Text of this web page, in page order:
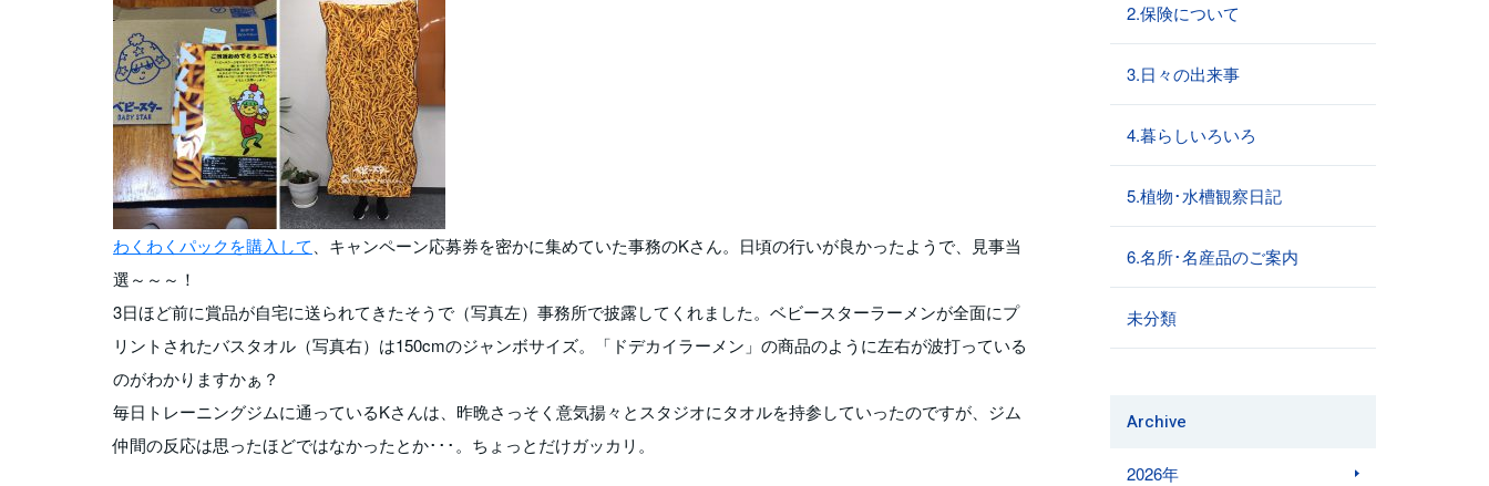
わくわくパックを購入して 、キャンペーン応募券を密かに集めていた事務のKさん。日頃の行いが良かったようで、見事当
選～～～！
3日ほど前に賞品が自宅に送られてきたそうで（写真左）事務所で披露してくれました。ベビースターラーメンが全面にプ
リントされたバスタオル（写真右）は150cmのジャンボサイズ。「ドデカイラーメン」の商品のように左右が波打っている
のがわかりますかぁ？
毎日トレーニングジムに通っているKさんは、昨晩さっそく意気揚々とスタジオにタオルを持参していったのですが、ジム
仲間の反応は思ったほどではなかったとか･･･。ちょっとだけガッカリ。
2.保険について
3.日々の出来事
4.暮らしいろいろ
5.植物･水槽観察日記
6.名所･名産品のご案内
未分類
Archive
2026年